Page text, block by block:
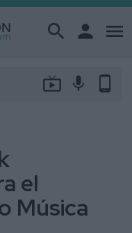
search person menu
live_tv mic phone_android
el
Música